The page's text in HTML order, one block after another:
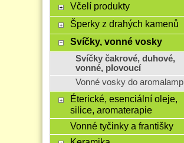
Včelí produkty
Šperky z drahých kamenů
Svíčky, vonné vosky
Svíčky čakrové, duhové,
vonné, plovoucí
Vonné vosky do aromalamp
Éterické, esenciální oleje,
silice, aromaterapie
Vonné tyčinky a františky